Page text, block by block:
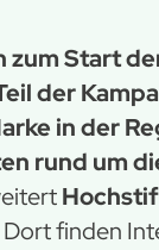
zum Start
der
in der
rund um
Dort finden